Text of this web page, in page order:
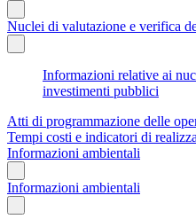
Nuclei di valutazione e verifica
Informazioni relative ai
investimenti pubblici
Atti di programmazione delle
Tempi costi e indicatori di
Informazioni ambientali
Informazioni ambientali